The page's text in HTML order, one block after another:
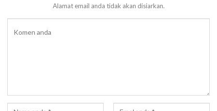
Alamat email anda tidak akan disiarkan.